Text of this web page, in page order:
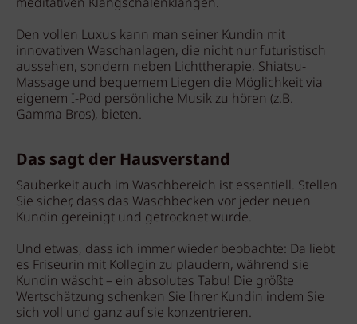
Den vollen Luxus kann man seiner Kundin mit
innovativen Waschanlagen, die nicht nur futuristisch
aussehen, sondern neben Lichttherapie, Shiatsu-
Massage und bequemem Liegen die Möglichkeit via
eigenem I-Pod persönliche Musik zu hören (z.B.
Gamma Bros), bieten.
Das sagt der Hausverstand
Sauberkeit auch im Waschbereich ist essentiell. Stellen
Sie sicher, dass das Waschbecken vor jeder neuen
Kundin gereinigt und getrocknet wurde.
Und etwas, dass ich immer wieder beobachte: Da liebt
es Friseurin mit Kollegin zu plaudern, während sie
Kundin wäscht – ein absolutes Tabu! Die größte
Wertschätzung schenken Sie Ihrer Kundin indem Sie
sich voll und ganz auf sie konzentrieren.